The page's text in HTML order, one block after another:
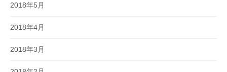
2018年5月
2018年4月
2018年3月